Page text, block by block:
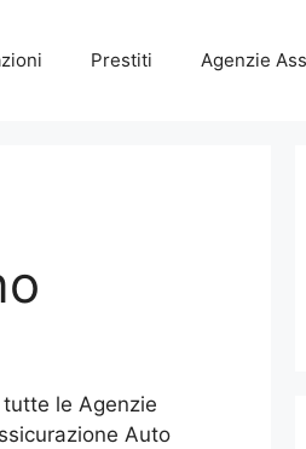
Prestiti Agenzie
tutte le Agenzie
Auto